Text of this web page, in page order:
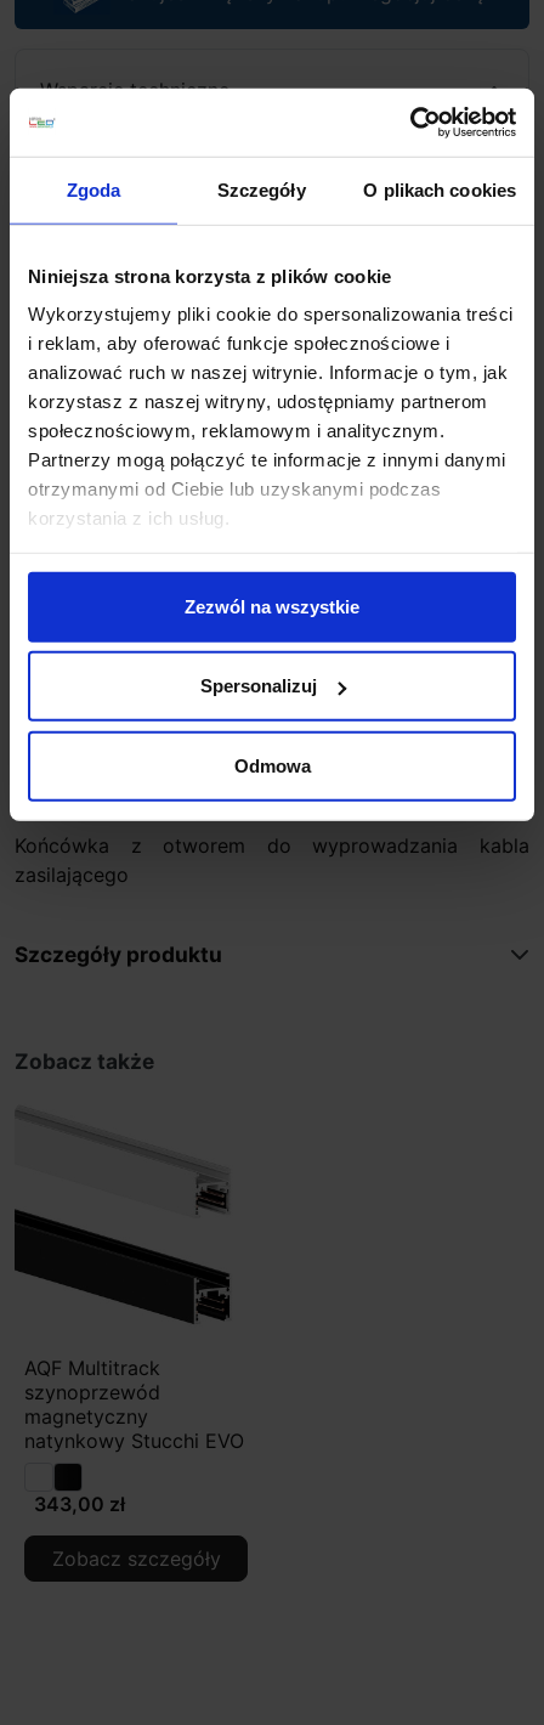
Zgoda Szczegóły O plikach cookies
Niniejsza strona korzysta z plików cookie
Wykorzystujemy pliki cookie do spersonalizowania treści
i reklam, aby oferować funkcje społecznościowe i
analizować ruch w naszej witrynie. Informacje o tym, jak
korzystasz z naszej witryny, udostępniamy partnerom
społecznościowym, reklamowym i analitycznym.
Partnerzy mogą połączyć te informacje z innymi danymi
otrzymanymi od Ciebie lub uzyskanymi podczas
korzystania z ich usług.
Zezwól na wszystkie
Spersonalizuj
Odmowa
Wsparcie techniczne
odpowiedzi na e-maile od 8:00 do 22:00.
phone +48 694 000 777,+48 799 220 777
Metody płatności
Koszt dostawy
Zapytaj o produkt
przeznaczona do wersji natynkowej oraz zwieszanej.
Dostępna w 2 kolorach: biały, czarny, estetyczne
zamknięcie szyny
Końcówka z otworem do wyprowadzania kabla
zasilającego
Szczegóły produktu
Zobacz także
AQF Multitrack
szynoprzewód
magnetyczny
natynkowy Stucchi EVO
343,00 zł
Zobacz szczegóły